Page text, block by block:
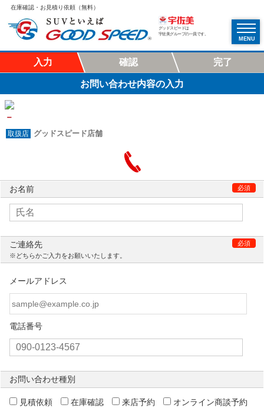
在庫確認・お見積り依頼（無料）
グッドスピードは
宇佐美グループの一員です。
MENU
入力 確認 完了
お問い合わせ内容の入力
－
グッドスピード店舗
お名前 必須
ご連絡先
必須
※どちらかご入力をお願いいたします。
メールアドレス
電話番号
お問い合わせ種別
見積依頼 在庫確認 来店予約 オンライン商談予約